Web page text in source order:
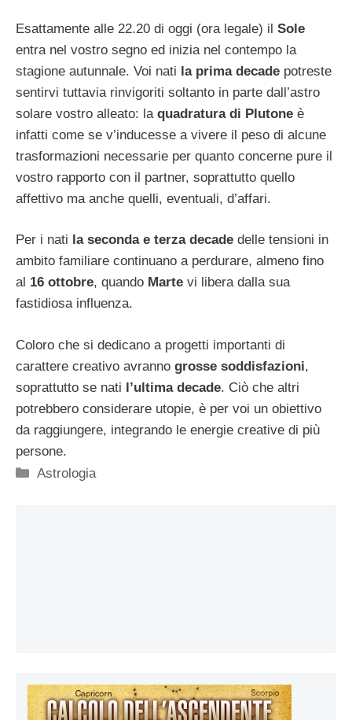
Esattamente alle 22.20 di oggi (ora legale) il Sole
entra nel vostro segno ed inizia nel contempo la
stagione autunnale. Voi nati la prima decade potreste
sentirvi tuttavia rinvigoriti soltanto in parte dall’astro
solare vostro alleato: la quadratura di Plutone è
infatti come se v’inducesse a vivere il peso di alcune
trasformazioni necessarie per quanto concerne pure il
vostro rapporto con il partner, soprattutto quello
affettivo ma anche quelli, eventuali, d’affari.
Per i nati la seconda e terza decade delle tensioni in
ambito familiare continuano a perdurare, almeno fino
al 16 ottobre, quando Marte vi libera dalla sua
fastidiosa influenza.
Coloro che si dedicano a progetti importanti di
carattere creativo avranno grosse soddisfazioni,
soprattutto se nati l’ultima decade. Ciò che altri
potrebbero considerare utopie, è per voi un obiettivo
da raggiungere, integrando le energie creative di più
persone.
Categorie
Astrologia